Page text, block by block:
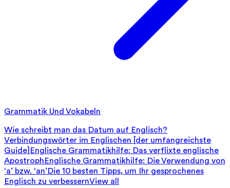
Grammatik Und Vokabeln
Wie schreibt man das Datum auf Englisch?
Verbindungswörter im Englischen [der umfangreichste
Guide] Englische Grammatikhilfe: Das verflixte englische
ApostrophEnglische Grammatikhilfe: Die Verwendung von
‘a’ bzw. ‘an’Die 10 besten Tipps, um Ihr gesprochenes
Englisch zu verbessernView all